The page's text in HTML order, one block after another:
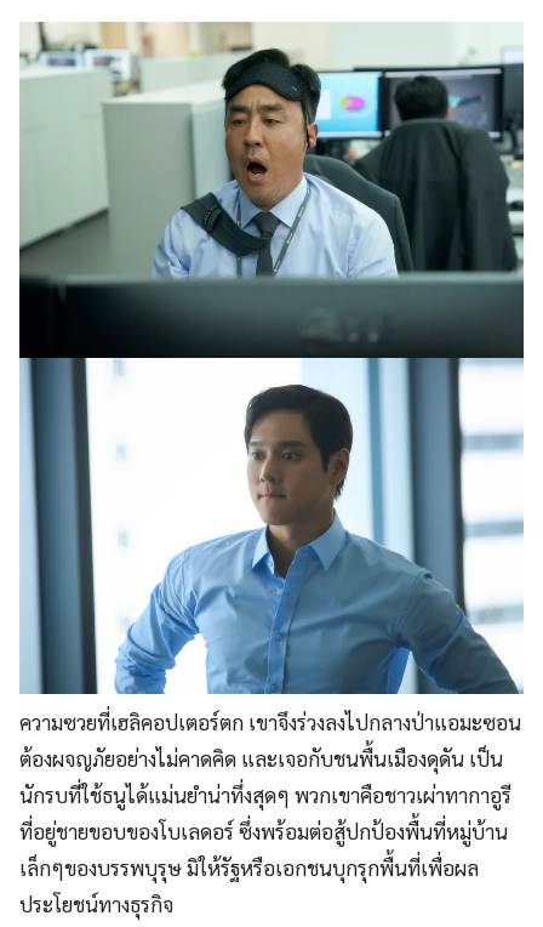
ความซวยที่เฮลิคอปเตอร์ตก เขาจึงร่วงลงไปกลางป่าแอมะซอน
ต้องผจญภัยอย่างไม่คาดคิด และเจอกับชนพื้นเมืองดุดัน เป็น
นักรบที่ใช้ธนูได้แม่นยำน่าทึ่งสุดๆ พวกเขาคือชาวเผ่าทากาอูรี
ที่อยู่ชายขอบของโบเลดอร์ ซึ่งพร้อมต่อสู้ปกป้องพื้นที่หมู่บ้าน
เล็กๆของบรรพบุรุษ มิให้รัฐหรือเอกชนบุกรุกพื้นที่เพื่อผล
ประโยชน์ทางธุรกิจ